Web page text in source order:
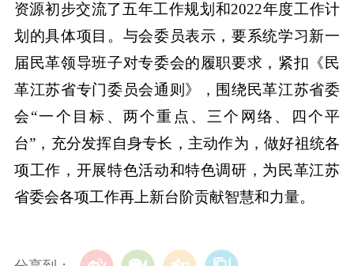
资源初步交流了五年工作规划和2022年度工作计
划的具体项目。与会委员表示，要系统学习新一
届民革领导班子对专委会的履职要求，紧扣《民
革江苏省专门委员会通则》，围绕民革江苏省委
会“一个目标、两个重点、三个网络、四个平
台”，充分发挥自身专长，主动作为，做好祖统各
项工作，开展特色活动和特色调研，为民革江苏
省委会各项工作再上新台阶贡献智慧和力量。